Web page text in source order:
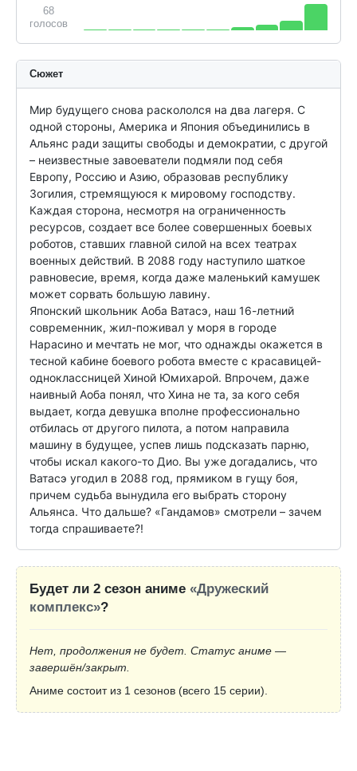
68
голосов
Сюжет
Мир будущего снова раскололся на два лагеря. С
одной стороны, Америка и Япония объединились в
Альянс ради защиты свободы и демократии, с другой
– неизвестные завоеватели подмяли под себя
Европу, Россию и Азию, образовав республику
Зогилия, стремящуюся к мировому господству.
Каждая сторона, несмотря на ограниченность
ресурсов, создает все более совершенных боевых
роботов, ставших главной силой на всех театрах
военных действий. В 2088 году наступило шаткое
равновесие, время, когда даже маленький камушек
может сорвать большую лавину.
Японский школьник Аоба Ватасэ, наш 16-летний
современник, жил-поживал у моря в городе
Нарасино и мечтать не мог, что однажды окажется в
тесной кабине боевого робота вместе с красавицей-
одноклассницей Хиной Юмихарой. Впрочем, даже
наивный Аоба понял, что Хина не та, за кого себя
выдает, когда девушка вполне профессионально
отбилась от другого пилота, а потом направила
машину в будущее, успев лишь подсказать парню,
чтобы искал какого-то Дио. Вы уже догадались, что
Ватасэ угодил в 2088 год, прямиком в гущу боя,
причем судьба вынудила его выбрать сторону
Альянса. Что дальше? «Гандамов» смотрели – зачем
тогда спрашиваете?!
Будет ли 2 сезон аниме «Дружеский
комплекс»?
Нет, продолжения не будет. Статус аниме —
завершён/закрыт.
Аниме состоит из 1 сезонов (всего 15 серии).